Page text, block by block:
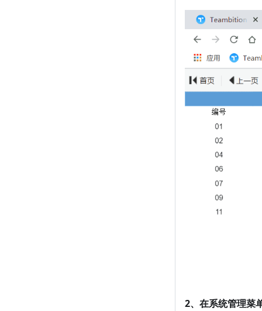
2、在系统管理菜